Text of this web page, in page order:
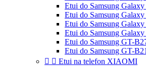
Etui do Samsung
Etui do Samsung
Etui do Samsung
Etui do Samsung
Etui do Samsung GT-
Etui do Samsung GT-
  Etui na telefon XIAOMI